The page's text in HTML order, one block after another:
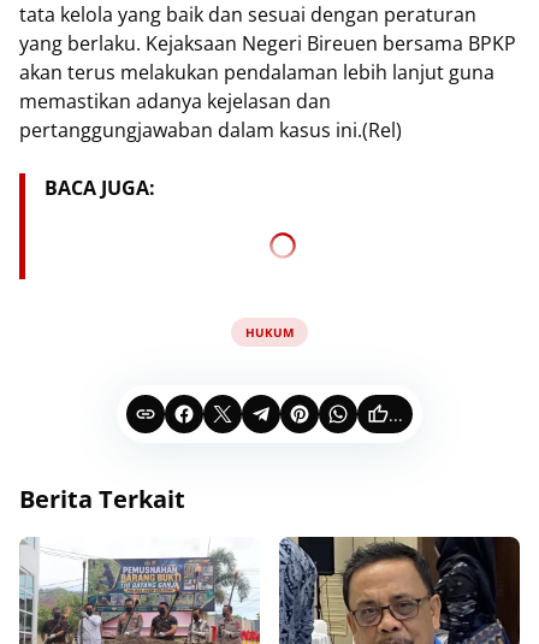
tata kelola yang baik dan sesuai dengan peraturan
yang berlaku. Kejaksaan Negeri Bireuen bersama BPKP
akan terus melakukan pendalaman lebih lanjut guna
memastikan adanya kejelasan dan
pertanggungjawaban dalam kasus ini.(Rel)
BACA JUGA:
HUKUM
...
Berita Terkait